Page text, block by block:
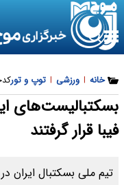
خانه | ورزشی | توپ و تور
بسکتبالیست‌های
فیبا قرار گرفتند
تیم ملی بسکتبال ایران